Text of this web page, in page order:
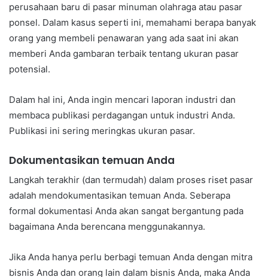
perusahaan baru di pasar minuman olahraga atau pasar
ponsel. Dalam kasus seperti ini, memahami berapa banyak
orang yang membeli penawaran yang ada saat ini akan
memberi Anda gambaran terbaik tentang ukuran pasar
potensial.
Dalam hal ini, Anda ingin mencari laporan industri dan
membaca publikasi perdagangan untuk industri Anda.
Publikasi ini sering meringkas ukuran pasar.
Dokumentasikan temuan Anda
Langkah terakhir (dan termudah) dalam proses riset pasar
adalah mendokumentasikan temuan Anda. Seberapa
formal dokumentasi Anda akan sangat bergantung pada
bagaimana Anda berencana menggunakannya.
Jika Anda hanya perlu berbagi temuan Anda dengan mitra
bisnis Anda dan orang lain dalam bisnis Anda, maka Anda